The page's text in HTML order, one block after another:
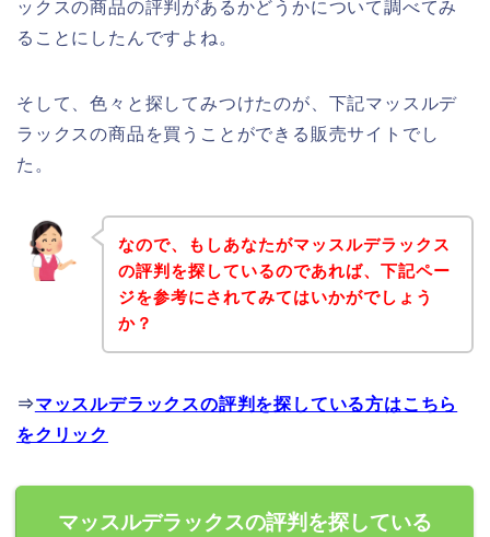
ックスの商品の評判があるかどうかについて調べてみ
ることにしたんですよね。
そして、色々と探してみつけたのが、下記マッスルデ
ラックスの商品を買うことができる販売サイトでし
た。
なので、もしあなたがマッスルデラックス
の評判を探しているのであれば、下記ペー
ジを参考にされてみてはいかがでしょう
か？
⇒マッスルデラックスの評判を探している方はこちら
をクリック
マッスルデラックスの評判を探している